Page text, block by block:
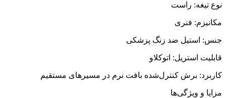
نوع تیغه: راست
مکانیزم: فنری
جنس: استیل ضد زنگ پزشکی
قابلیت استریل: اتوکلاو
کاربرد: برش کنترل‌شده بافت نرم در مسیرهای مستقیم
مزایا و ویژگی‌ها